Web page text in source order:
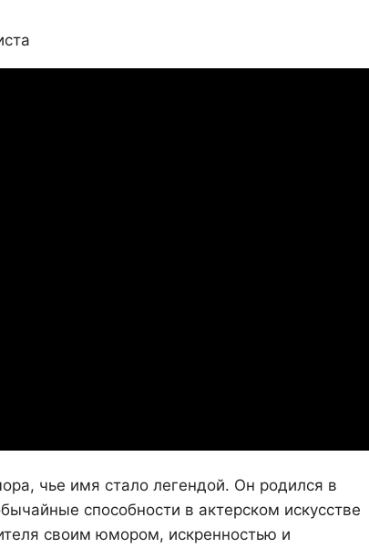
чье имя стало легендой. Он родился в
способности в актерском искусстве
своим юмором, искренностью и